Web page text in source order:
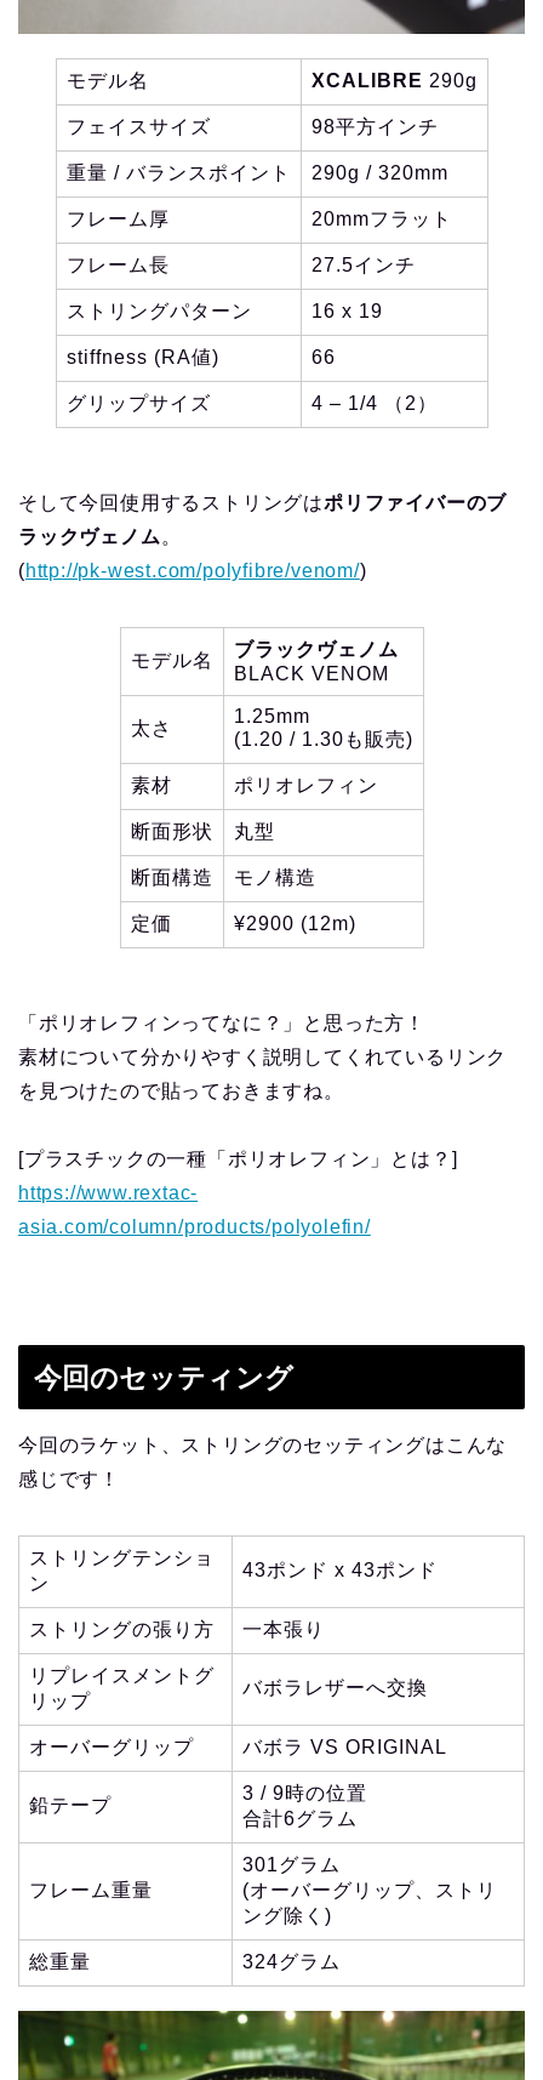
モデル名 XCALIBRE 290g
フェイスサイズ 98平方インチ
重量 / バランスポイント 290g / 320mm
フレーム厚 20mmフラット
フレーム長 27.5インチ
ストリングパターン 16 x 19
stiffness (RA値) 66
グリップサイズ 4 – 1/4 （2）
そして今回使用するストリングはポリファイバーのブ
ラックヴェノム 。
(http://pk-west.com/polyfibre/venom/)
モデル名
ブラックヴェノム
BLACK VENOM
太さ
1.25mm
(1.20 / 1.30も販売)
素材 ポリオレフィン
断面形状 丸型
断面構造 モノ構造
定価 ¥2900 (12m)
「ポリオレフィンってなに？」と思った方！
素材について分かりやすく説明してくれているリンク
を見つけたので貼っておきますね。
[プラスチックの一種「ポリオレフィン」とは？]
https://www.rextac-
asia.com/column/products/polyolefin/
今回のセッティング
今回のラケット、ストリングのセッティングはこんな
感じです！
ストリングテンショ
ン
43ポンド x 43ポンド
ストリングの張り方 一本張り
リプレイスメントグ
リップ
バボラレザーへ交換
オーバーグリップ バボラ VS ORIGINAL
鉛テープ
3 / 9時の位置
合計6グラム
フレーム重量
301グラム
(オーバーグリップ、ストリ
ング除く)
総重量 324グラム